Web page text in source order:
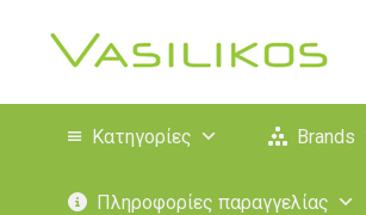
Κατηγορίες Brands
Πληροφορίες παραγγελίας